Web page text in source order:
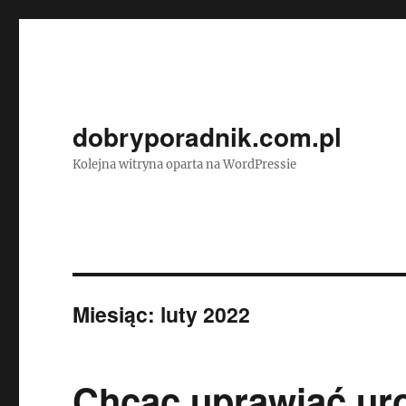
dobryporadnik.com.pl
Kolejna witryna oparta na WordPressie
Miesiąc: luty 2022